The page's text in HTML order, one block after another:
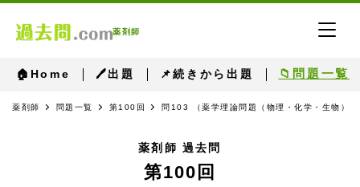
薬剤師
🏠Home 🖊出題 📌続きから出題 📁問題一覧
薬剤師 問題一覧 第100回 問103 （薬学理論問題（物理・化学・生物）
薬剤師 過去問
第100回